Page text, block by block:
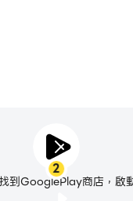
2
到GooglePlay商店，啟